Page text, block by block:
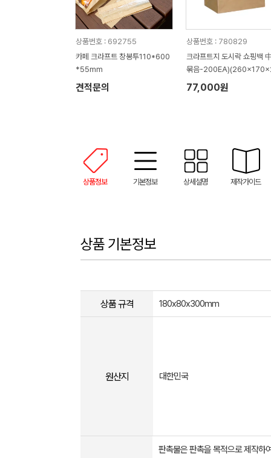
상품번호 : 692755
카페 크라프트 창봉투110*600
*55mm
견적문의
상품번호 : 780829
크라프트지 도시락 쇼핑백
묶음-
0mm)
77,000원
상품정보 기본정보 상세설명 제작가이드
상품 기본정보
상품 규격 180x80x300mm
원산지 대한민국
판촉물은 판촉을 목적으로 제작하